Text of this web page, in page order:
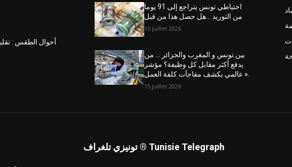
أحوال الطقس :
احتياطي تونس يتراجع إلى 91 يوما
من التوريد …هل حصل هذا من قبل
15 juillet 2026
بين تونس و المغرب والجزائر … من
يدفع أكثر مقابل كل وظيفة؟ مؤشر
عالمي يكشف مفاجآت كلفة العمل ».
15 juillet 2026
تونيزي تلغراف ® Tunisie Telegraph